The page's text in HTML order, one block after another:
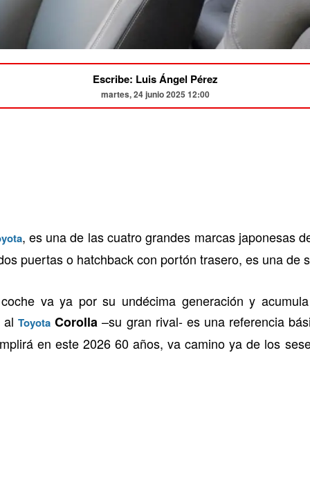
Escribe: Luis Ángel Pérez
martes, 24 junio 2025 12:00
, es una de las cuatro grandes marcas japonesas
puertas o hatchback con portón trasero, es una de
va ya por su undécima generación y
alToyota Corolla–su gran rival- es una referencia
en este 2026 60 años, va camino ya de los